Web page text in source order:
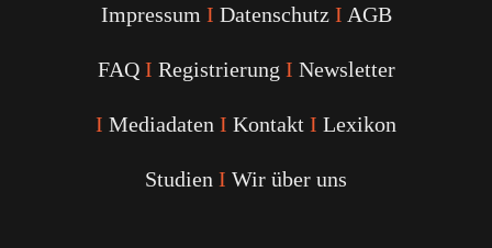
Impressum I Datenschutz I AGB
FAQ I Registrierung I Newsletter
I Mediadaten I Kontakt I Lexikon
Studien I Wir über uns